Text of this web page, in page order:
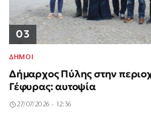
03
ΔΗΜΟΙ
Δήμαρχος Πύλης στην
Γέφυρας: αυτοψία
27/07/2026 - 12:36